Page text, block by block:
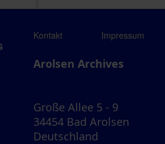
Kontakt Impressum
Arolsen Archives
Große Allee 5 - 9
34454 Bad Arolsen
Deutschland